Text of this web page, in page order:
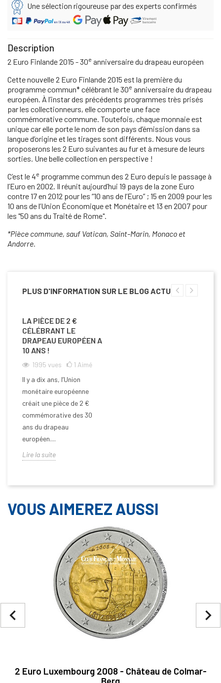
Une sélection rigoureuse par des experts confirmés
Description
2 Euro Finlande 2015 - 30e anniversaire du drapeau européen
Cette nouvelle 2 Euro Finlande 2015 est la première du
programme commun* célébrant le 30e anniversaire du drapeau
européen. À l’instar des précédents programmes très prisés
par les collectionneurs, elle comporte une face
commémorative commune. Toutefois, chaque monnaie est
unique car elle porte le nom de son pays d’émission dans sa
langue d’origine et les tirages sont différents. Nous vous
proposerons les 2 Euro suivantes au fur et à mesure de leurs
sorties. Une belle collection en perspective !
C’est le 4e programme commun des 2 Euro depuis le passage à
l’Euro en 2002. Il réunit aujourd’hui 19 pays de la zone Euro
contre 17 en 2012 pour les “10 ans de l’Euro” ; 15 en 2009 pour les
10 ans de l’Union Économique et Monétaire et 13 en 2007 pour
les "50 ans du Traité de Rome".
*Pièce commune, sauf Vatican, Saint-Marin, Monaco et
Andorre.
PLUS D'INFORMATION SUR LE BLOG ACTU
LA PIÈCE DE 2 €
CÉLÉBRANT LE
DRAPEAU EUROPÉEN A
10 ANS !
1995 vues 1 Aimé
Il y a dix ans, l’Union
monétaire européenne
créait une pièce de 2 €
commémorative des 30
ans du drapeau
européen....
Lire la suite
VOUS AIMEREZ AUSSI
2 Euro Luxembourg 2008 - Château de Colmar-
Berg
navigate_next
navigate_before